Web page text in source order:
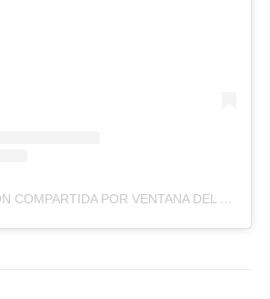
UNA PUBLICACIÓN COMPARTIDA POR VENTANA DEL NORTE (@VENTANADELNORTETUC)